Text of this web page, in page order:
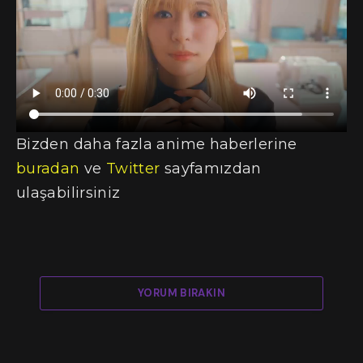
Bizden daha fazla anime haberlerine
buradan ve Twitter sayfamızdan
ulaşabilirsiniz
YORUM BIRAKIN